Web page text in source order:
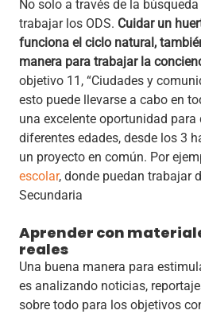
No solo a través de la
trabajar los ODS. Cuidar un
funciona el ciclo natural,
manera para trabajar la
objetivo 11, “Ciudades y
esto puede llevarse a cabo en
una excelente oportunidad
diferentes edades, desde los 3
un proyecto en común. Por
escolar, donde puedan trabajar
Secundaria
Aprender con
reales
Una buena manera para
es analizando noticias,
sobre todo para los objetivos